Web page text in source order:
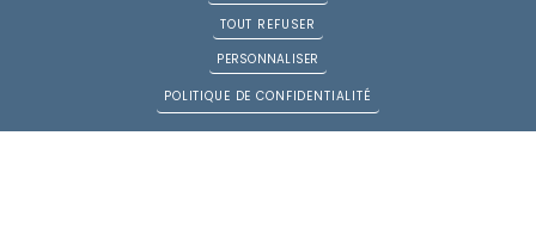
TOUT REFUSER
PERSONNALISER
POLITIQUE DE CONFIDENTIALITÉ